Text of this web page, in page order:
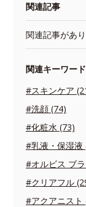
関連記事
関連記事があり
関連キーワード
#スキンケア
#洗顔 (74)
#化粧水 (73)
#乳液・保湿液
#オルビス ブ
#クリアフル
#アクアニスト